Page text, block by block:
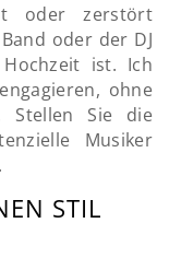
oder zerstört
oder der DJ
ist. Ich
ohne
Stellen Sie die
Musiker
STIL